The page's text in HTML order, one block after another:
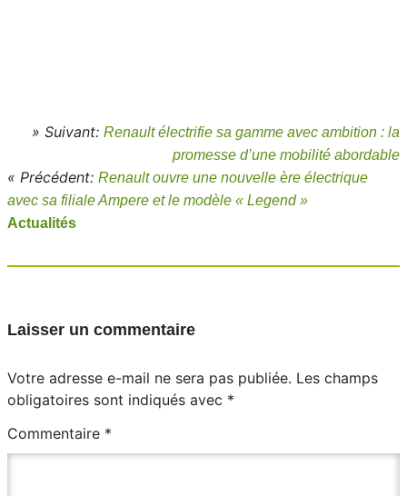
» Suivant: Renault électrifie sa gamme avec ambition : la
promesse d’une mobilité abordable
« Précédent: Renault ouvre une nouvelle ère électrique
avec sa filiale Ampere et le modèle « Legend »
Actualités
Laisser un commentaire
Votre adresse e-mail ne sera pas publiée. Les champs
obligatoires sont indiqués avec *
Commentaire *